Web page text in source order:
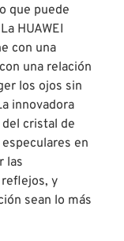
que puede
HUAWEI
con una
una relación
los ojos sin
innovadora
cristal de
en
las
y
sean lo más